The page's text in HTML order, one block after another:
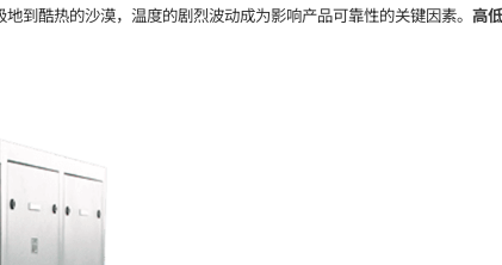
到酷热的沙漠，温度的剧烈波动成为影响产品可靠性的关键因素。 高